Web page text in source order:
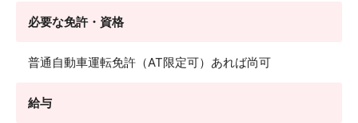
必要な免許・資格
普通自動車運転免許（AT限定可）あれば尚可
給与